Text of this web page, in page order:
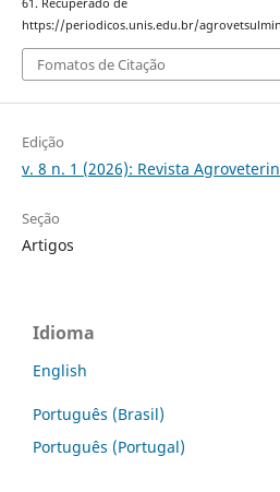
61. Recuperado de
https://periodicos.unis.edu.br/
Fomatos de Citação
Edição
v. 8 n. 1 (2026): Revista
Seção
Artigos
Idioma
English
Português (Brasil)
Português (Portugal)